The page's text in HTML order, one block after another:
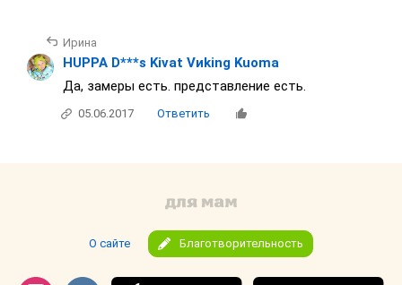
Ирина
HUPPA D***s Kivat Vиking Kuoma
Да, замеры есть. представление есть.
05.06.2017 Ответить
О сайте Благотворительность